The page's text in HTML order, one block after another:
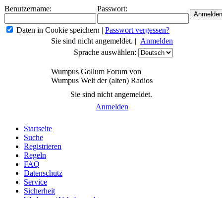
Benutzername: Passwort:
Daten in Cookie speichern | Passwort vergessen?
Sie sind nicht angemeldet. | Anmelden
Sprache auswählen:
Wumpus Gollum Forum von
Wumpus Welt der (alten) Radios
Sie sind nicht angemeldet.
Anmelden
Startseite
Suche
Registrieren
Regeln
FAQ
Datenschutz
Service
Sicherheit